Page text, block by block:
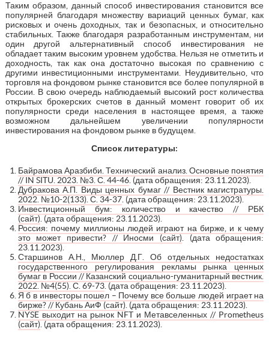
Таким образом, данный способ инвестирования становится все
популярней благодаря множеству вариаций ценных бумаг, как
рисковых и очень доходных, так и безопасных, и относительно
стабильных. Также благодаря разработанным инструментам, ни
один другой альтернативный способ инвестирования не
обладает таким высоким уровнем удобства. Нельзя не отметить и
доходность, так как она достаточно высокая по сравнению с
другими инвестиционными инструментами. Неудивительно, что
торговля на фондовом рынке становится все более популярной в
России. В свою очередь наблюдаемый высокий рост количества
открытых брокерских счетов в данный момент говорит об их
популярности среди населения в настоящее время, а также
возможном дальнейшем увеличении популярности
инвестирования на фондовом рынке в будущем.
Список литературы:
Байрамова Аразбиби. Технический анализ. Основные понятия
// IN SITU. 2023. №3. С. 44-46. (дата обращения: 23.11.2023).
Дубракова А.П. Виды ценных бумаг // Вестник магистратуры.
2022. №10-2(133). С. 34-37. (дата обращения: 23.11.2023).
Инвестиционный бум: количество и качество // РБК
(сайт). (дата обращения: 23.11.2023).
Россия: почему миллионы людей играют на бирже, и к чему
это может привести? // Иносми (сайт). (дата обращения:
23.11.2023).
Старшинов А.Н., Мюллер Д.Г. Об отдельных недостатках
государственного регулирования рекламы рынка ценных
бумаг в России // Казанский социально-гуманитарный вестник.
2022. №4(55). С. 69-73. (дата обращения: 23.11.2023).
Я б в инвесторы пошел – Почему все больше людей играет на
бирже? // Кубань АиФ (сайт). (дата обращения: 23.11.2023).
NYSE выходит на рынок NFT и Метавселенных // Prometheus
(сайт). (дата обращения: 23.11.2023).